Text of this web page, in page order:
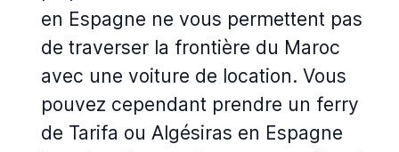
en Espagne ne vous permettent pas
de traverser la frontière du Maroc
avec une voiture de location. Vous
pouvez cependant prendre un ferry
de Tarifa ou Algésiras en Espagne